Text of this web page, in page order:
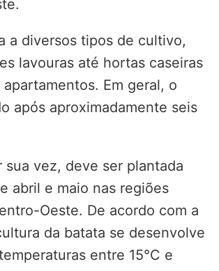
a diversos tipos de cultivo,
lavouras até hortas caseiras
Em geral, o
após aproximadamente seis
sua vez, deve ser plantada
abril e maio nas regiões
Oeste. De acordo com a
da batata se desenvolve
entre 15°C e